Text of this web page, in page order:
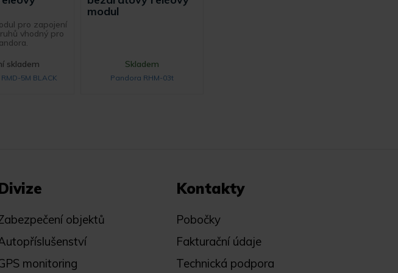
pro zapojení
vhodný pro
skladem
5M BLACK
modul
Skladem
Pandora RHM-03t
objektů
monitoring
Kontakty
Pobočky
Fakturační údaje
Technická podpora